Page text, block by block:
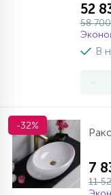
52
58
В
-
-32%
7
11